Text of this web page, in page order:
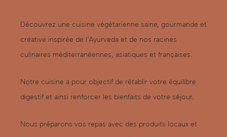
Découvrez une cuisine végétarienne saine, gourmande et
créative inspirée de l’Ayurveda et de nos racines
culinaires méditerranéennes, asiatiques et françaises.
Notre cuisine a pour objectif de rétablir votre équilibre
digestif et ainsi renforcer les bienfaits de votre séjour.
Nous préparons vos repas avec des produits locaux et